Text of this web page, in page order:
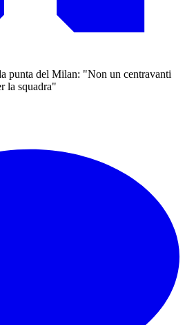
punta del Milan: "Non un centravanti
la squadra"